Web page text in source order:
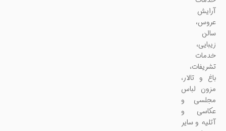
آرایش
عروس،
سالن
زیبایی،
خدمات
تشریفات،
باغ و تالار،
مزون لباس
مجلسی و
عکاسی و
آتلیه و سایر